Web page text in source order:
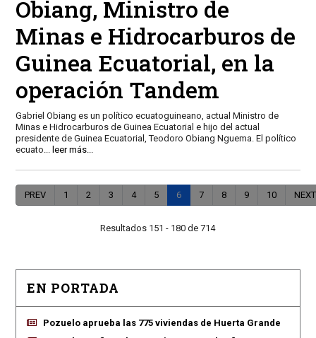
Obiang, Ministro de
Minas e Hidrocarburos de
Guinea Ecuatorial, en la
operación Tandem
Gabriel Obiang es un político ecuatoguineano, actual Ministro de
Minas e Hidrocarburos de Guinea Ecuatorial e hijo del actual
presidente de Guinea Ecuatorial, Teodoro Obiang Nguema. El político
ecuato... leer más...
PREV 1 2 3 4 5 6 7 8 9 10 NEXT
Resultados 151 - 180 de 714
EN PORTADA
Pozuelo aprueba las 775 viviendas de Huerta Grande